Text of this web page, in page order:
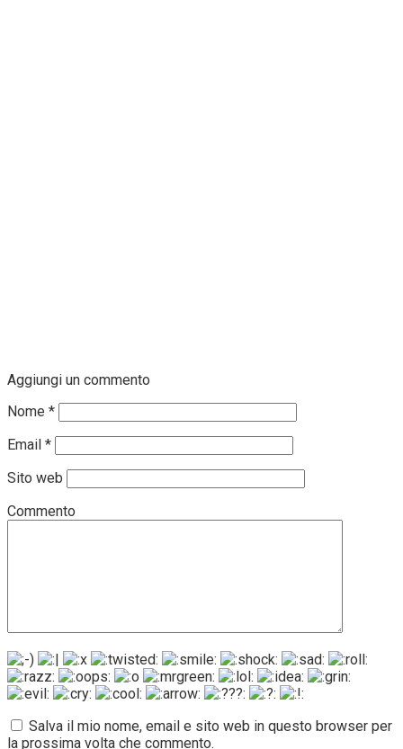
Aggiungi un commento
Nome *
Email *
Sito web
Commento
Salva il mio nome, email e sito web in questo browser per
la prossima volta che commento.